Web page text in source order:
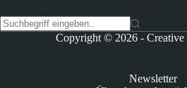
Copyright © 2026 -Creative
Newsletter